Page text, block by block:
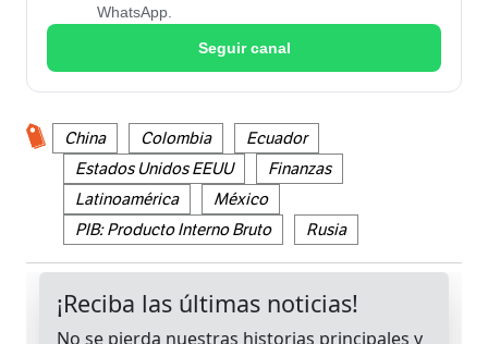
WhatsApp.
Seguir canal
China Colombia
Ecuador
Estados Unidos EEUU
Finanzas
Latinoamérica
México
PIB: Producto Interno Bruto
Rusia